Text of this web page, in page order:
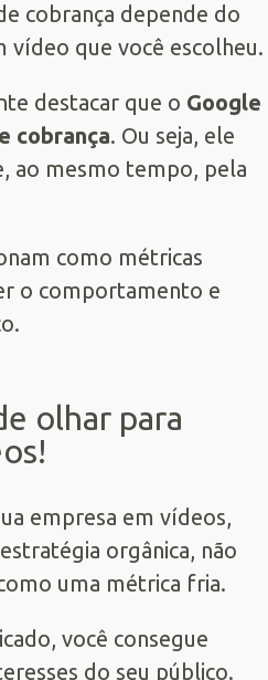
cobrança depende do
vídeo que você escolheu.
destacar que o Google
cobrança. Ou seja, ele
ao mesmo tempo, pela
como métricas
o comportamento e
olhar para
empresa em vídeos,
orgânica, não
uma métrica fria.
você consegue
do seu público.